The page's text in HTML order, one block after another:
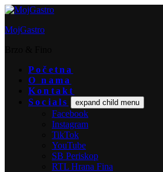
MojGastro
Početna
O nama
Kontakt
Socials
expand child menu
Facebook
Instagram
TikTok
YouTube
SB Periskop
RTL Hrana Fina